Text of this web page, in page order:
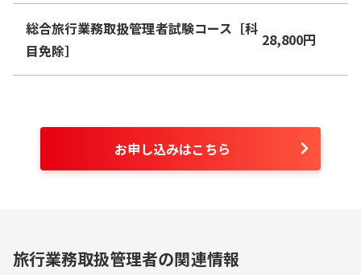
総合旅行業務取扱管理者試験コース［科
目免除］
28,800円
お申し込みはこちら
旅行業務取扱管理者の関連情報